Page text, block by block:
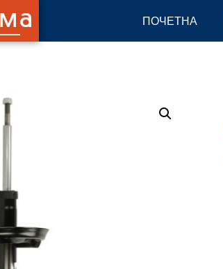
ПОЧЕТНА